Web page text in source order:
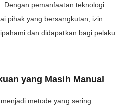
Dengan pemanfaatan teknologi
pihak yang bersangkutan, izin
dan didapatkan bagi pelaku
yang Masih Manual
metode yang sering